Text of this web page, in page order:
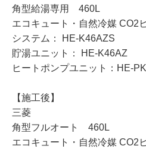
角型給湯専用 460L
エコキュート・自然冷媒 CO2
システム： HE-K46AZS
貯湯ユニット： HE-K46AZ
ヒートポンプユニット：HE-
【施工後】
三菱
角型フルオート 460L
エコキュート・自然冷媒 CO2